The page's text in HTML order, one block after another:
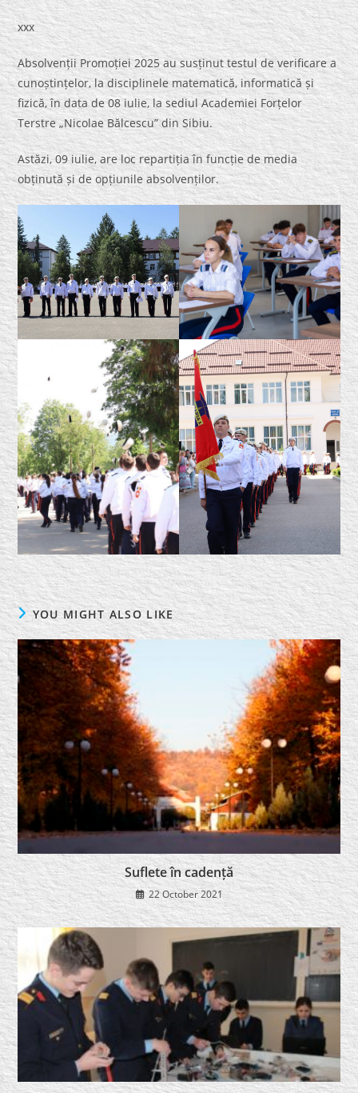
xxx
Absolvenții Promoției 2025 au susținut testul de verificare a
cunoștințelor, la disciplinele matematică, informatică și
fizică, în data de 08 iulie, la sediul Academiei Forțelor
Terstre „Nicolae Bălcescu” din Sibiu.
Astăzi, 09 iulie, are loc repartiția în funcție de media
obținută și de opțiunile absolvenților.
YOU MIGHT ALSO LIKE
Suflete în cadență
22 October 2021